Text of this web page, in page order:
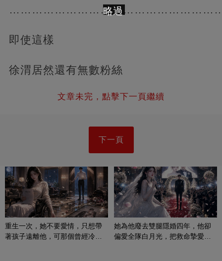
即使這樣
徐渭居然還有無數粉絲
文章未完，點擊下一頁繼續
下一頁
重生一次，她不要愛情，只想帶
著孩子遠離他，可那個曾經冷漠
她為他廢去雙腿隱婚四年，他卻
偏愛全隊白月光，把救命摯愛當
略過